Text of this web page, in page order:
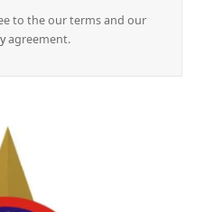
to the our terms and our
agreement.